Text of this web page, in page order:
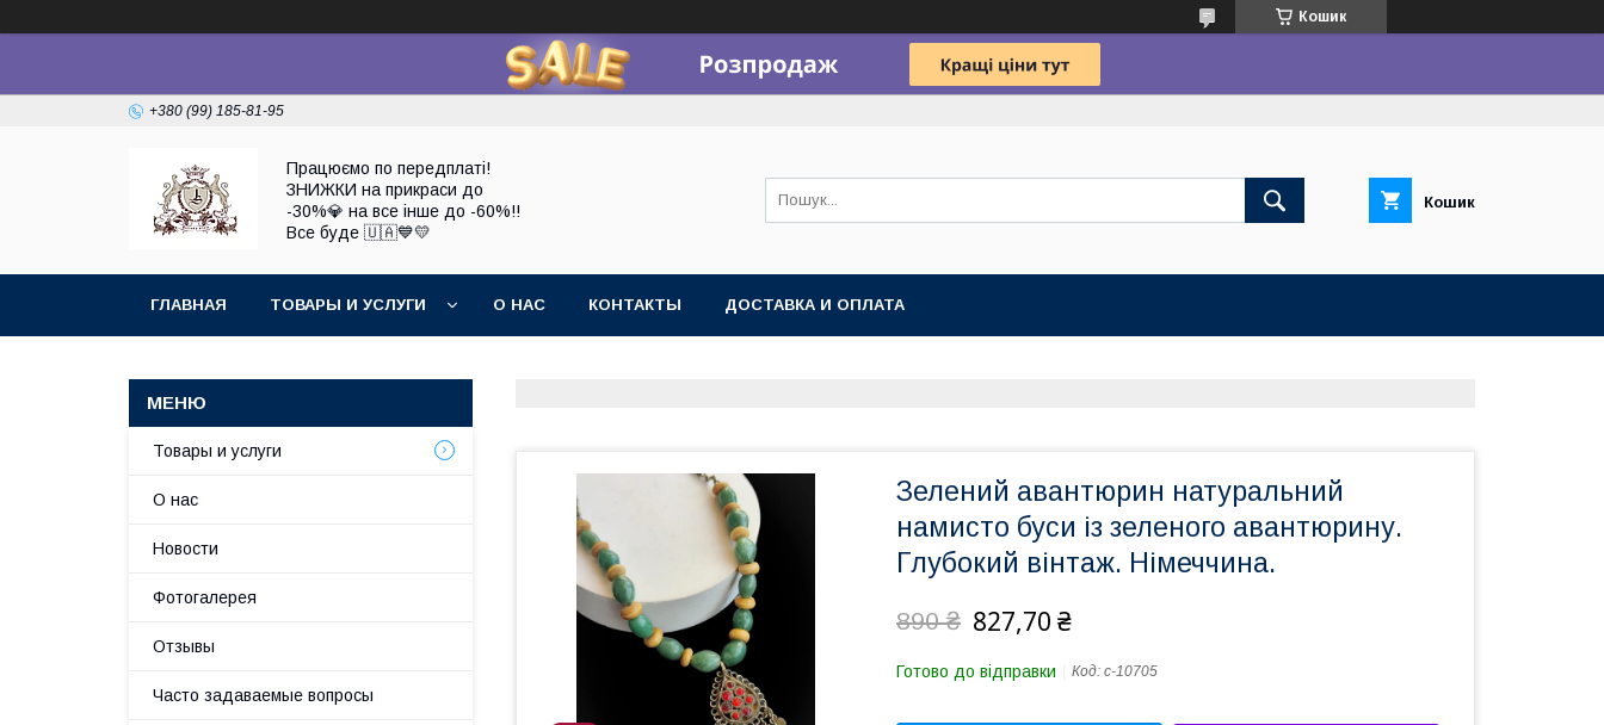
Кошик
+380 (99) 185-81-95
Працюємо по передплаті!
ЗНИЖКИ на прикраси до
-30%💎 на все інше до -60%!!
Все буде 🇺🇦💙💛
Кошик
ГЛАВНАЯ ТОВАРЫ И УСЛУГИ О НАС КОНТАКТЫ ДОСТАВКА И ОПЛАТА
Зелений авантюрин натуральний
намисто буси із зеленого авантюрину.
Глубокий вінтаж. Німеччина.
890 ₴ 827,70 ₴
Готово до відправки Код: с-10705
Товары и услуги
О нас
Новости
Фотогалерея
Отзывы
Часто задаваемые вопросы